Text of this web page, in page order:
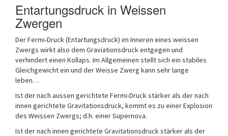
Entartungsdruck in Weissen
Zwergen
Der Fermi-Druck (Entartungsdruck) im Inneren eines weissen
Zwergs wirkt also dem Graviationsdruck entgegen und
verhindert einen Kollaps. Im Allgemeinen stellt sich ein stabiles
Gleichgewicht ein und der Weisse Zwerg kann sehr lange
leben…
Ist der nach aussen gerichtete Fermi-Druck stärker als der nach
innen gerichtete Gravitationsdruck, kommt es zu einer Explosion
des Weissen Zwergs; d.h. einer Supernova.
Ist der nach innen gerichtete Gravitationsdruck stärker als der